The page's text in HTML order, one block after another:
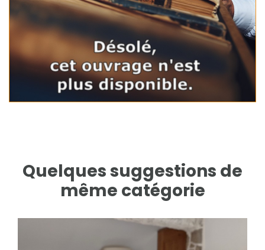
Quelques suggestions de
même catégorie